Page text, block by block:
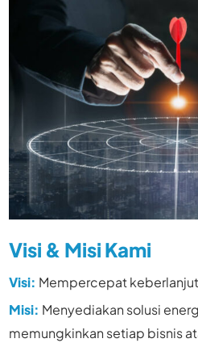
Visi & Misi Kami
Visi: Mempercepat
Misi: Menyediakan solusi
memungkinkan setiap bisnis